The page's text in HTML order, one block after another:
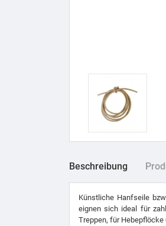
Beschreibung
Künstliche Hanfseile
eignen sich ideal für
Treppen, für Hebepflöcke